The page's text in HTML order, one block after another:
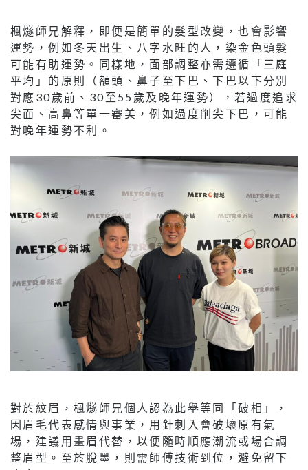
楓燧師兄解釋，即便是簡單的髮型改變，也會影響
運勢，例如冬天出生、八字水旺的人，染金色頭髮
可能有助運勢。同樣地，面部調整亦需遵循「三庭
平均」的原則（額頭、鼻子至下巴、下巴以下分別
對應30歲前、30至55歲及晚年運勢），若過度追求
尖面、高鼻等單一審美，例如過度削尖下巴，可能
對晚年運勢不利。
對於紋眉，楓燧師兄個人認為此舉等同「破相」，
因眉毛代表感情與事業，用針刺入會破壞原有氣
場，建議用畫眉代替，以便隨時順應潮流或場合調
整眉型。至於脫墨，則需師傅技術到位，避免留下